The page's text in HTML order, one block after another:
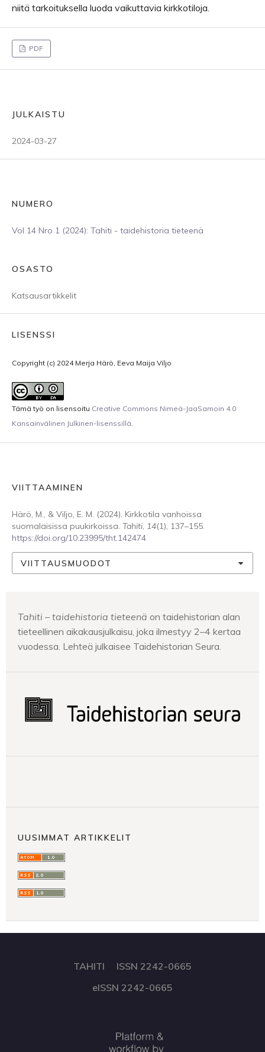
niitä tarkoituksella luoda vaikuttavia kirkkotiloja.
PDF
JULKAISTU
2024-03-27
NUMERO
Vol 14 Nro 1 (2024): Tahiti - taidehistoria tieteenä
OSASTO
Katsausartikkelit
LISENSSI
Copyright (c) 2024 Merja Härö, Eeva Maija Viljo
Tämä työ on lisensoitu Creative Commons Nimeä-JaaSamoin 4.0
Kansainvälinen Julkinen-lisenssillä.
VIITTAAMINEN
Härö, M., & Viljo, E. M. (2024). Kirkkotila vanhoissa
suomalaisissa puukirkoissa. Tahiti, 14(1), 137–155.
https://doi.org/10.23995/tht.142474
VIITTAUSMUODOT
Tahiti – taidehistoria tieteenä on taidehistorian alan
tieteellinen aikakausjulkaisu, joka ilmestyy 2–4 kertaa
vuodessa. Lehteä julkaisee Taidehistorian Seura.
UUSIMMAT ARTIKKELIT
TAHITI ISSN 2242-0665
eISSN 2242-0665